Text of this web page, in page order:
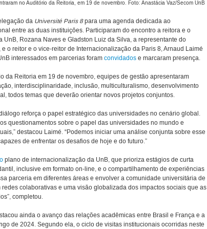
no Auditório da Reitoria, em 19 de novembro. Foto: Anastácia Vaz/Secom UnB
da Université Paris 8para uma agenda dedicada ao
entre as duas instituições. Participaram do encontro a reitora e o
UnB, Rozana Naves e Gladston Luiz da Silva, a representante do
o reitor e o vice-reitor de Internacionalização da Paris 8, Arnaud Laimé
interessados em parcerias foram convidados e marcaram presença.
da Reitoria em 19 de novembro, equipes de gestão apresentaram
interdisciplinaridade, inclusão, multiculturalismo, desenvolvimento
todos temas que deverão orientar novos projetos conjuntos.
reforça o papel estratégico das universidades no cenário global.
questionamentos sobre o papel das universidades no mundo e
destacou Laimé. “Podemos iniciar uma análise conjunta sobre esse
de enfrentar os desafios de hoje e do futuro.”
plano de internacionalização da UnB, que prioriza estágios de curta
inclusive em formato on-line, e o compartilhamento de experiências
parceria em diferentes áreas e envolver a comunidade universitária de
colaborativas e uma visão globalizada dos impactos sociais que as
completou.
ainda o avanço das relações acadêmicas entre Brasil e França e a
de 2024. Segundo ela, o ciclo de visitas institucionais ocorridas neste